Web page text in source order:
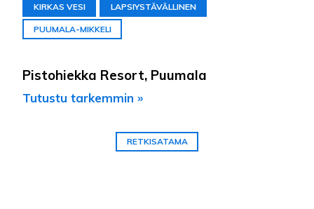
KIRKAS VESI LAPSIYSTÄVÄLLINEN
PUUMALA-MIKKELI
Pistohiekka Resort, Puumala
Tutustu tarkemmin »
RETKISATAMA